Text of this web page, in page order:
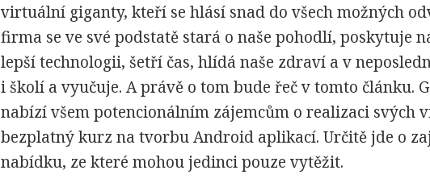
virtuální giganty, kteří se hlásí snad do všech možných
firma se ve své podstatě stará o naše pohodlí, poskytuje
lepší technologii, šetří čas, hlídá naše zdraví a v
i školí a vyučuje. A právě o tom bude řeč v tomto článku.
nabízí všem potencionálním zájemcům o realizaci svých
bezplatný kurz na tvorbu Android aplikací. Určitě jde o
nabídku, ze které mohou jedinci pouze vytěžit.